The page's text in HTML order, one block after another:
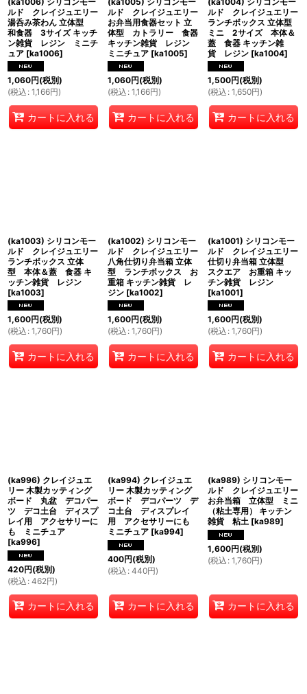
ルド クレイジュエリー
湯呑み茶わん 立体型
和食器 3サイズ キッチ
ン雑貨 レジン ミニチ
ュア [ka1006]
1,060円(税別)
(税込 : 1,166円)
カートに入れる
ルド クレイジュエリー
お弁当用食器セット 立
体型 カトラリー 食器
キッチン雑貨 レジン
ミニチュア [ka1005]
1,060円(税別)
(税込 : 1,166円)
カートに入れる
ルド クレイジュエリー
ランチボックス 立体型
ミニ 2サイズ 本体＆
蓋 食器 キッチン雑
貨 レジン [ka1004]
1,500円(税別)
(税込 : 1,650円)
カートに入れる
(ka1003) シリコンモー
ルド クレイジュエリー
ランチボックス 立体
型 本体＆蓋 食器 キ
ッチン雑貨 レジン
[ka1003]
1,600円(税別)
(税込 : 1,760円)
カートに入れる
(ka1002) シリコンモー
ルド クレイジュエリー
八角仕切り弁当箱 立体
型 ランチボックス お
重箱 キッチン雑貨 レ
ジン [ka1002]
1,600円(税別)
(税込 : 1,760円)
カートに入れる
(ka1001) シリコンモー
ルド クレイジュエリー
仕切り弁当箱 立体型
スクエア お重箱 キッ
チン雑貨 レジン
[ka1001]
1,600円(税別)
(税込 : 1,760円)
カートに入れる
(ka996) クレイジュエ
リー 木製カッティング
ボード 丸盆 デコパー
ツ デコ土台 ディスプ
レイ用 アクセサリーに
も ミニチュア
[ka996]
420円(税別)
(税込 : 462円)
カートに入れる
(ka994) クレイジュエ
リー 木製カッティング
ボード デコパーツ デ
コ土台 ディスプレイ
用 アクセサリーにも
ミニチュア [ka994]
400円(税別)
(税込 : 440円)
カートに入れる
(ka989) シリコンモー
ルド クレイジュエリー
お弁当箱 立体型 ミニ
（粘土専用） キッチン
雑貨 粘土 [ka989]
1,600円(税別)
(税込 : 1,760円)
カートに入れる